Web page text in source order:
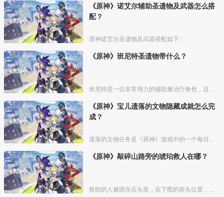
《原神》诺艾尔辅助圣遗物及武器怎么搭
配？
原神诺艾尔圣遗物及武器搭配如下：
《原神》班尼特圣遗物带什么？
《原神》宝儿遗落的文物隐藏成就怎么完
成？
《原神》敲碎山路旁的琥珀救人在哪？